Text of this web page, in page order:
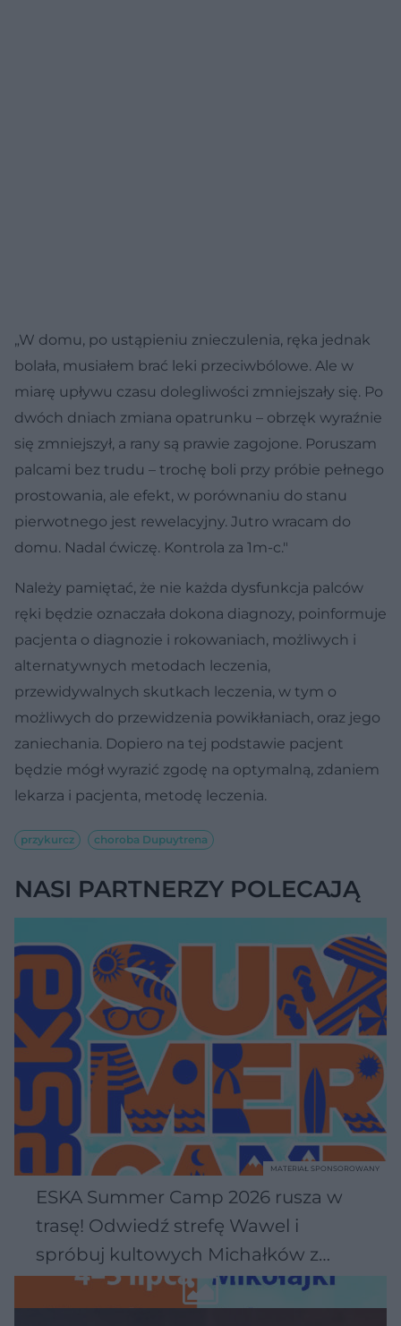
„W domu, po ustąpieniu znieczulenia, ręka jednak
bolała, musiałem brać leki przeciwbólowe. Ale w
miarę upływu czasu dolegliwości zmniejszały się. Po
dwóch dniach zmiana opatrunku – obrzęk wyraźnie
się zmniejszył, a rany są prawie zagojone. Poruszam
palcami bez trudu – trochę boli przy próbie pełnego
prostowania, ale efekt, w porównaniu do stanu
pierwotnego jest rewelacyjny. Jutro wracam do
domu. Nadal ćwiczę. Kontrola za 1m-c."
Należy pamiętać, że nie każda dysfunkcja palców
ręki będzie oznaczała dokona diagnozy, poinformuje
pacjenta o diagnozie i rokowaniach, możliwych i
alternatywnych metodach leczenia,
przewidywalnych skutkach leczenia, w tym o
możliwych do przewidzenia powikłaniach, oraz jego
zaniechania. Dopiero na tej podstawie pacjent
będzie mógł wyrazić zgodę na optymalną, zdaniem
lekarza i pacjenta, metodę leczenia.
przykurcz choroba Dupuytrena
NASI PARTNERZY POLECAJĄ
ESKA Summer Camp 2026 rusza w
trasę! Odwiedź strefę Wawel i
spróbuj kultowych Michałków z
Wawelu
MATERIAŁ SPONSOROWANY